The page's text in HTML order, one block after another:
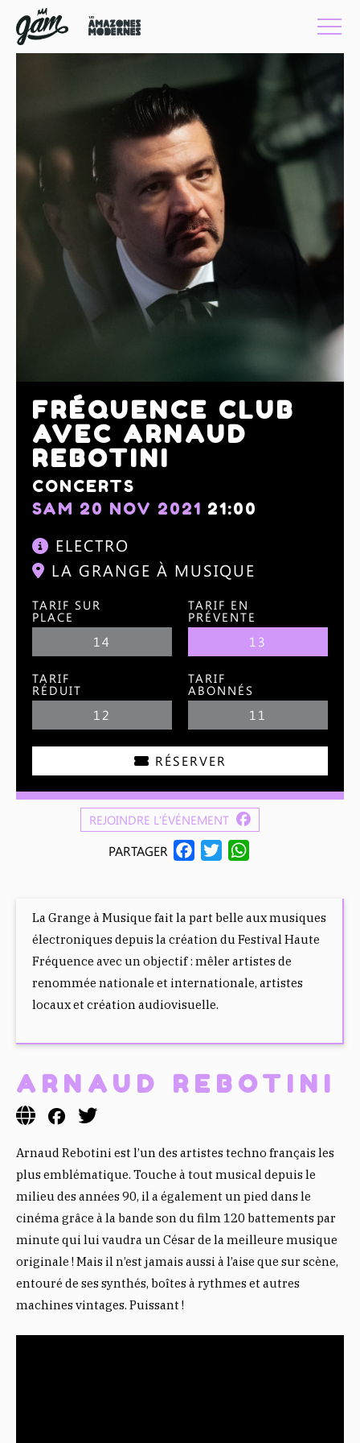
FRÉQUENCE CLUB
AVEC ARNAUD
REBOTINI
CONCERTS
SAM 20 NOV 2021 21:00
ELECTRO
LA GRANGE À MUSIQUE
TARIF SUR
PLACE
14
TARIF EN
PRÉVENTE
13
TARIF
RÉDUIT
12
TARIF
ABONNÉS
11
RÉSERVER
REJOINDRE L'ÉVÉNEMENT
PARTAGER
E
B
T
T
T
S
A
La Grange à Musique fait la part belle aux musiques
électroniques depuis la création du Festival Haute
Fréquence avec un objectif : mêler artistes de
renommée nationale et internationale, artistes
locaux et création audiovisuelle.
ARNAUD REBOTINI
Arnaud Rebotini est l’un des artistes techno français les
plus emblématique. Touche à tout musical depuis le
milieu des années 90, il a également un pied dans le
cinéma grâce à la bande son du film 120 battements par
minute qui lui vaudra un César de la meilleure musique
originale ! Mais il n’est jamais aussi à l’aise que sur scène,
entouré de ses synthés, boîtes à rythmes et autres
machines vintages. Puissant !